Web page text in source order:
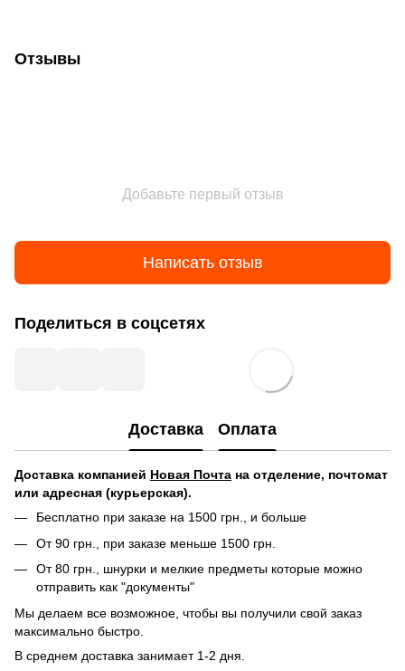
Отзывы
Добавьте первый отзыв
Написать отзыв
Поделиться в соцсетях
Доставка Оплата
Доставка компанией Новая Почта на отделение, почтомат
или адресная (курьерская).
Бесплатно при заказе на 1500 грн., и больше
От 90 грн., при заказе меньше 1500 грн.
От 80 грн., шнурки и мелкие предметы которые можно
отправить как "документы"
Мы делаем все возможное, чтобы вы получили свой заказ
максимально быстро.
В среднем доставка занимает 1-2 дня.